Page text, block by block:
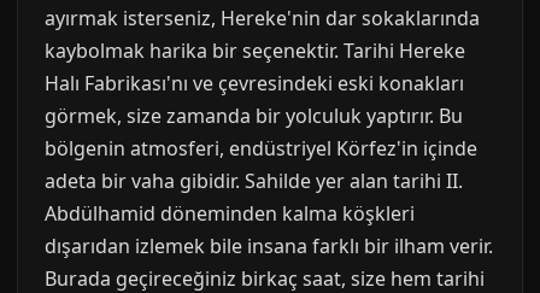
ayırmak isterseniz, Hereke'nin dar sokaklarında
kaybolmak harika bir seçenektir. Tarihi Hereke
Halı Fabrikası'nı ve çevresindeki eski konakları
görmek, size zamanda bir yolculuk yaptırır. Bu
bölgenin atmosferi, endüstriyel Körfez'in içinde
adeta bir vaha gibidir. Sahilde yer alan tarihi II.
Abdülhamid döneminden kalma köşkleri
dışarıdan izlemek bile insana farklı bir ilham verir.
Burada geçireceğiniz birkaç saat, size hem tarihi